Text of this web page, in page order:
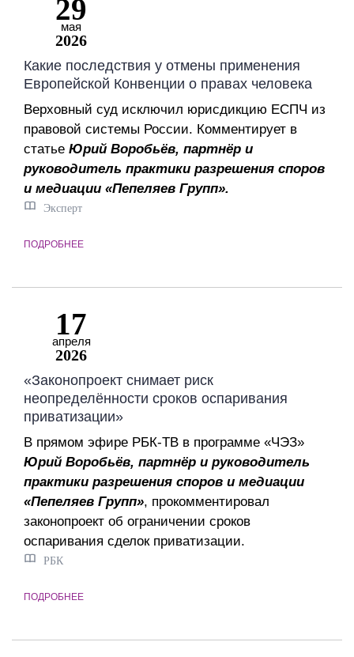
29
мая
2026
Какие последствия у отмены применения
Европейской Конвенции о правах человека
Верховный суд исключил юрисдикцию ЕСПЧ из
правовой системы России. Комментирует в
статье Юрий Воробьёв, партнёр и
руководитель практики разрешения споров
и медиации «Пепеляев Групп».
Эксперт
ПОДРОБНЕЕ
17
апреля
2026
«Законопроект снимает риск
неопределённости сроков оспаривания
приватизации»
В прямом эфире РБК-ТВ в программе «ЧЭЗ»
Юрий Воробьёв, партнёр и руководитель
практики разрешения споров и медиации
«Пепеляев Групп», прокомментировал
законопроект об ограничении сроков
оспаривания сделок приватизации.
РБК
ПОДРОБНЕЕ